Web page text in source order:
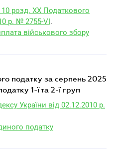
10 розд. XX Податкового
р. № 2755-VI.
військового збору
1-ї та 2-ї груп
України від 02.12.2010 р.
податку